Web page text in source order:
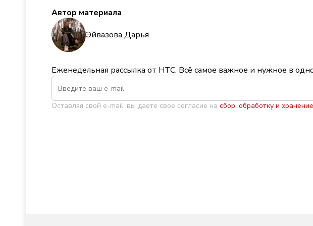
Автор материала
Эйвазова Дарья
Еженедельная рассылка от НТС. Всё самое важное и нужное в
Оставляя свой e-mail, вы даете свое согласие на сбор, обработку и